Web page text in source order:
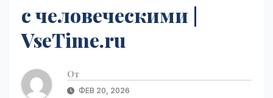
с человеческими |
VseTime.ru
От
ФЕВ 20, 2026